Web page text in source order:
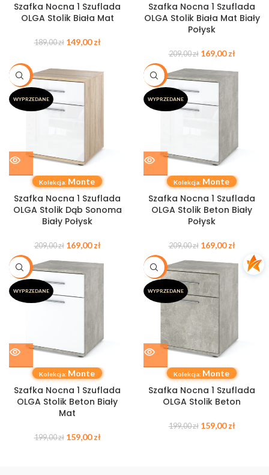
Szafka Nocna 1 Szuflada
OLGA Stolik Biała Mat
189,00zł 149,00zł
Szafka Nocna 1 Szuflada
OLGA Stolik Biała Mat Biały
Połysk
209,00zł 169,00zł
-19%
WYPRZEDANE
Kolekcja: Monte
Szafka Nocna 1 Szuflada
OLGA Stolik Dąb Sonoma
Biały Połysk
209,00zł 169,00zł
-19%
WYPRZEDANE
Kolekcja: Monte
Szafka Nocna 1 Szuflada
OLGA Stolik Beton Biały
Połysk
209,00zł 169,00zł
-20%
WYPRZEDANE
Kolekcja: Monte
Szafka Nocna 1 Szuflada
OLGA Stolik Beton Biały
Mat
199,00zł 159,00zł
-20%
WYPRZEDANE
Kolekcja: Monte
Szafka Nocna 1 Szuflada
OLGA Stolik Beton
199,00zł 159,00zł